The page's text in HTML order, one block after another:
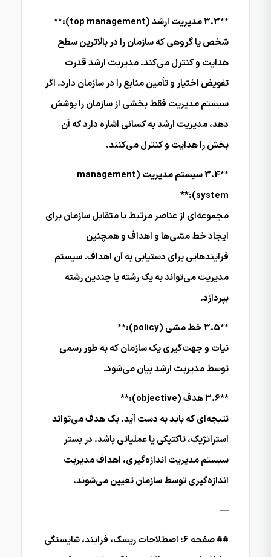
**3.3 مدیریت ارشد (top management):**
شخص یا گروهی که سازمان را در بالاترین سطح
هدایت و کنترل می‌کند. مدیریت ارشد قدرت
تفویض اختیار و تأمین منابع را در سازمان دارد. اگر
سیستم مدیریت فقط بخشی از سازمان را پوشش
دهد، مدیریت ارشد به کسانی اشاره دارد که آن
بخش را هدایت و کنترل می‌کنند.
**3.4 سیستم مدیریت (management
system):**
مجموعه‌ای از عناصر مرتبط یا متقابل سازمان برای
ایجاد خط مشی‌ها و اهداف و همچنین
فرایندهایی برای دستیابی به آن اهداف. سیستم
مدیریت می‌تواند به یک رشته یا چندین رشته
بپردازد.
**3.5 خط مشی (policy):**
نیات و جهت‌گیری یک سازمان که به طور رسمی
توسط مدیریت ارشد بیان می‌شود.
**3.6 هدف (objective):**
نتیجه‌ای که باید به دست آید. یک هدف می‌تواند
استراتژیک، تاکتیکی یا عملیاتی باشد. در بستر
سیستم مدیریت اندازه‌گیری، اهداف مدیریت
اندازه‌گیری توسط سازمان تعیین می‌شوند.
—
## صفحه 6: اصطلاحات ریسک، فرایند، شایستگی